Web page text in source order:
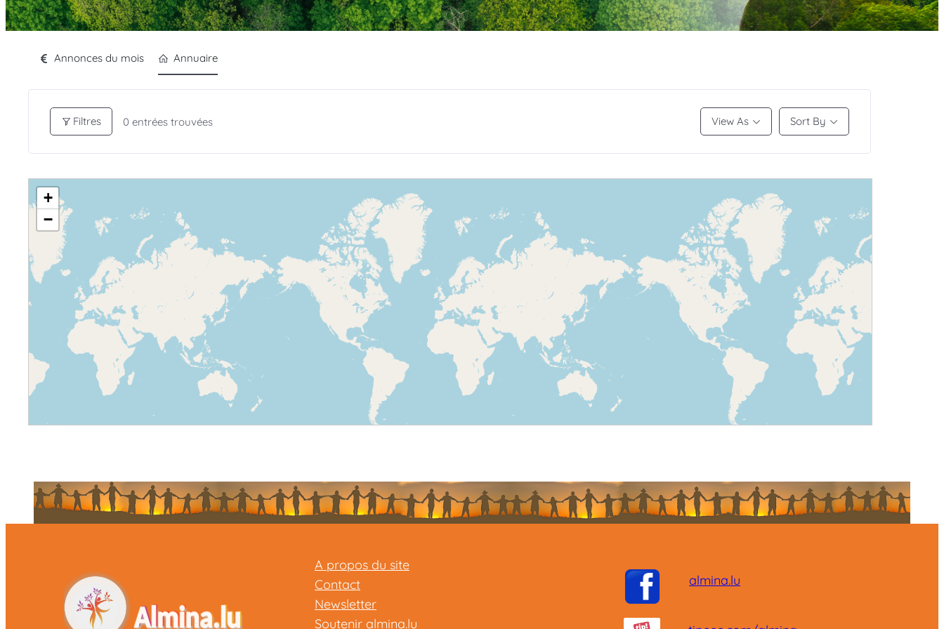
Annonces du mois Annuaire
Filtres 0 entrées trouvées View As Sort By
+
−
A propos du site
Contact
Newsletter
Soutenir almina.lu
almina.lu